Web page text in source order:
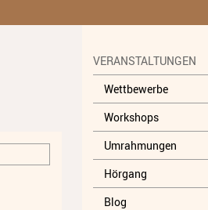
Alte Musik
Dirigieren
Elementare
Feldenkrais
VERANSTALTUNGEN
Wettbewerbe
Workshops
Umrahmungen
Hörgang
Blog